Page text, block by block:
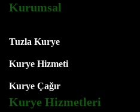
Kurumsal
Tuzla Kurye
Kurye Hizmeti
Kurye Çağır
Kurye Hizmetleri